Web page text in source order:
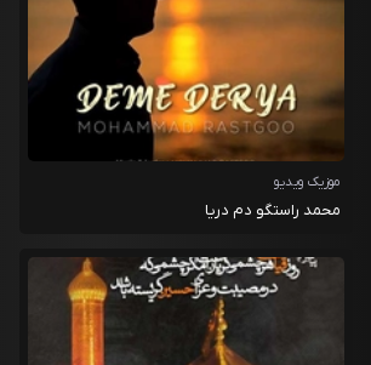
موزیک ویدیو
محمد راستگو دم دریا